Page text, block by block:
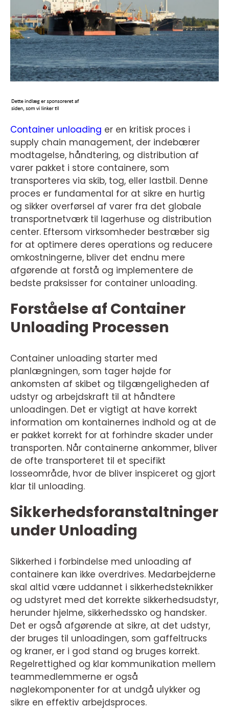
Container unloading er en kritisk proces i
supply chain management, der indebærer
modtagelse, håndtering, og distribution af
varer pakket i store containere, som
transporteres via skib, tog, eller lastbil. Denne
proces er fundamental for at sikre en hurtig
og sikker overførsel af varer fra det globale
transportnetværk til lagerhuse og distribution
center. Eftersom virksomheder bestræber sig
for at optimere deres operations og reducere
omkostningerne, bliver det endnu mere
afgørende at forstå og implementere de
bedste praksisser for container unloading.
Forståelse af Container
Unloading Processen
Container unloading starter med
planlægningen, som tager højde for
ankomsten af skibet og tilgængeligheden af
udstyr og arbejdskraft til at håndtere
unloadingen. Det er vigtigt at have korrekt
information om kontainernes indhold og at de
er pakket korrekt for at forhindre skader under
transporten. Når containerne ankommer, bliver
de ofte transporteret til et specifikt
losseområde, hvor de bliver inspiceret og gjort
klar til unloading.
Sikkerhedsforanstaltninger
under Unloading
Sikkerhed i forbindelse med unloading af
containere kan ikke overdrives. Medarbejderne
skal altid være uddannet i sikkerhedsteknikker
og udstyret med det korrekte sikkerhedsudstyr,
herunder hjelme, sikkerhedssko og handsker.
Det er også afgørende at sikre, at det udstyr,
der bruges til unloadingen, som gaffeltrucks
og kraner, er i god stand og bruges korrekt.
Regelrettighed og klar kommunikation mellem
teammedlemmerne er også
nøglekomponenter for at undgå ulykker og
sikre en effektiv arbejdsproces.